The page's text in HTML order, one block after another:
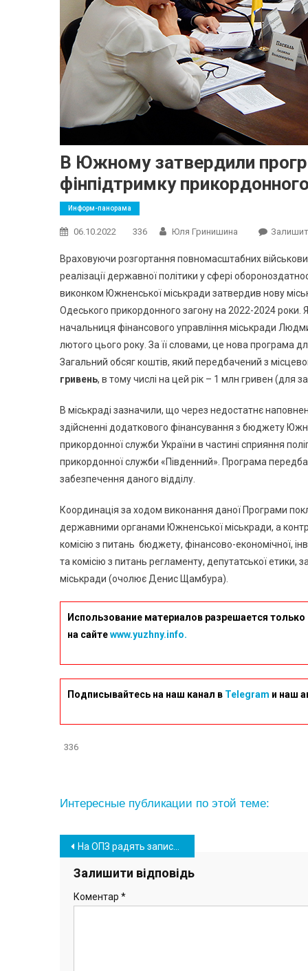
В Южному затвердили
фінпідтримку
Информ-панорама
06.10.2022 336 Юля Гринишина
Враховуючи розгортання повномасштабних
реалізації державної політики у сфері
виконком Южненської міськради затвердив нову
Одеського прикордонного загону на 2022-2024 роки.
начальниця фінансового управління міськради
лютого цього року. За її словами, це нова програма
Загальний обсяг коштів, який передбачений з
гривень, в тому числі на цей рік – 1 млн гривен (для
В міськраді зазначили, що через недостатнє
здійсненні додаткового фінансування з бюджету
прикордонної служби України в частині сприяння
прикордонної служби «Південний». Програма
забезпечення даного відділу.
Координація за ходом виконання даної Програми
державними органами Южненської міськради, а
комісію з питань бюджету, фінансово-економічної,
та комісію з питань регламенту, депутатської етики,
міськради (очолює Денис Щамбура).
Использование материалов разрешается
на сайтеwww.yuzhny.info.
Подписывайтесь на наш канал в Telegram и наш
336
Интересные публикации по этой теме:
Навігація
записів
На ОПЗ радять записатись на щеплення через зростання захворюваності на COVID-19
Залишити відповідь
Коментар *